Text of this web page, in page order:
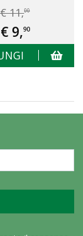
€ 11,00
€ 9,90